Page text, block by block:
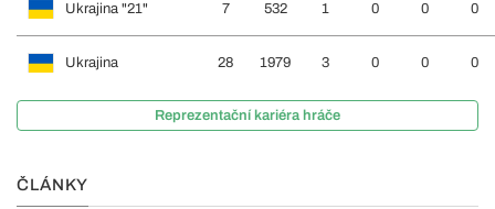
Ukrajina "21" 7 532 1 0 0 0
Ukrajina 28 1979 3 0 0 0
Reprezentační kariéra hráče
ČLÁNKY